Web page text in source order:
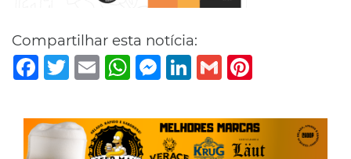
Compartilhar esta notícia:
Facebook
TwitterEmail WhatsAppMessenger
LinkedIn
Gmail